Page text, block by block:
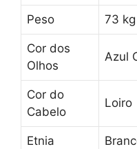
Peso 73
Cor dos
Olhos
Azul
Cor do
Cabelo
Loiro
Etnia